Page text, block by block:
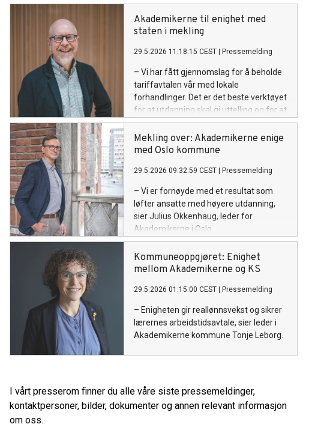
Akademikerne til enighet med
staten i mekling
29.5.2026 11:18:15 CEST Pressemelding
– Vi har fått gjennomslag for å beholde
tariffavtalen vår med lokale
forhandlinger. Det er det beste verktøyet
for at utdanning skal gi uttelling og for at
virksomhetene skal kunne konkurrere
om høyt utdannede, sier Christer Wiik
Aram, fungerende leder for
Mekling over: Akademikerne enige
med Oslo kommune
29.5.2026 09:32:59 CEST Pressemelding
– Vi er fornøyde med et resultat som
løfter ansatte med høyere utdanning,
sier Julius Okkenhaug, leder for
Akademikerne i Oslo.
Kommuneoppgjøret: Enighet
mellom Akademikerne og KS
29.5.2026 01:15:00 CEST Pressemelding
– Enigheten gir reallønnsvekst og sikrer
lærernes arbeidstidsavtale, sier leder i
Akademikerne kommune Tonje Leborg.
I vårt presserom finner du alle våre siste pressemeldinger,
kontaktpersoner, bilder, dokumenter og annen relevant informasjon
om oss.